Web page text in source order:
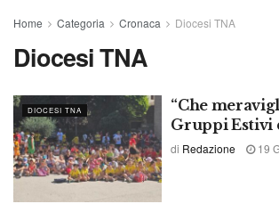
Home Categoria Cronaca Diocesi TNA
Diocesi TNA
DIOCESI TNA
“Che
Gruppi Estivi
di Redazione 19